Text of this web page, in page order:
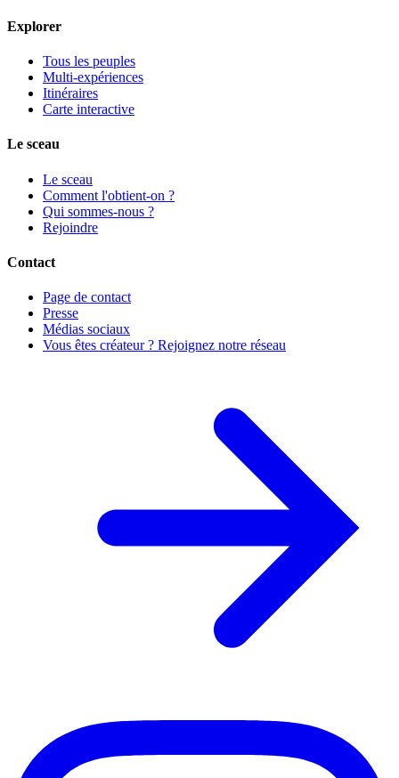
Explorer
Tous les peuples
Multi-expériences
Itinéraires
Carte interactive
Le sceau
Le sceau
Comment l'obtient-on ?
Qui sommes-nous ?
Rejoindre
Contact
Page de contact
Presse
Médias sociaux
Vous êtes créateur ? Rejoignez notre réseau